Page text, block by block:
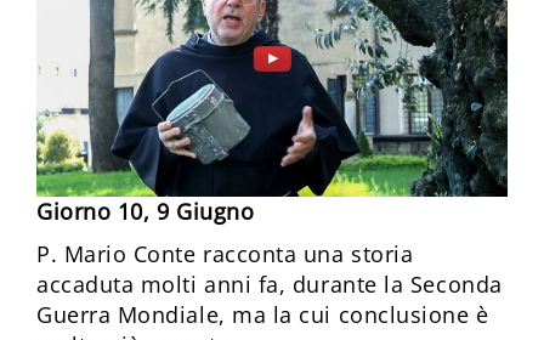
Giorno 10, 9 Giugno
P. Mario Conte racconta una storia
accaduta molti anni fa, durante la Seconda
Guerra Mondiale, ma la cui conclusione è